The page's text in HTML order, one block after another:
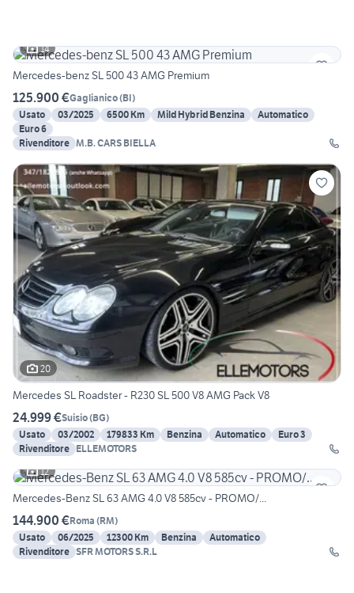
14
Mercedes-benz SL 500 43 AMG Premium
125.900 €Gaglianico(BI)
Usato
03/2025 6500 Km Mild Hybrid Benzina
Automatico
Euro 6
Rivenditore M.B. CARS BIELLA
20
Mercedes SL Roadster - R230 SL 500 V8 AMG Pack V8
24.999 €Suisio(BG)
Usato
03/2002 179833 Km Benzina Automatico
Euro 3
Rivenditore ELLEMOTORS
12
Mercedes-Benz SL 63 AMG 4.0 V8 585cv - PROMO/...
144.900 €Roma (RM)
Usato
06/2025 12300 Km Benzina
Automatico
Rivenditore SFR MOTORS S.R.L